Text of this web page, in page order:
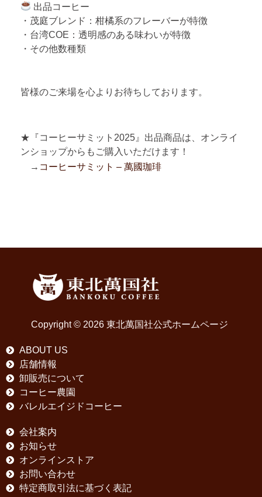
出品コーヒー
・茂庭ブレンド：柑橘系のフレーバーが特徴
・台湾COE：透明感のある味わいが特徴
・その他数種類
皆様のご来場を心よりお待ちしております。
★『コーヒーサミット2025』出品商品は、オンライ
ンショップからもご購入いただけます！
→ コーヒーサミット – 萬國珈琲
Copyright © 2026 東北萬国社公式ホームページ
ABOUT US
店舗情報
卸販売について
コーヒー農園
バレルエイジドコーヒー
会社案内
お知らせ
オンラインストア
お問い合わせ
特定商取引法に基づく表記